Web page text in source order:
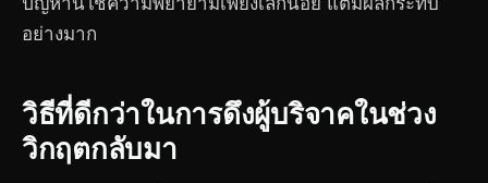
อย่างมาก
วิธีที่ดีกว่าในการดึงผู้บริจาคในช่วง
วิกฤตกลับมา